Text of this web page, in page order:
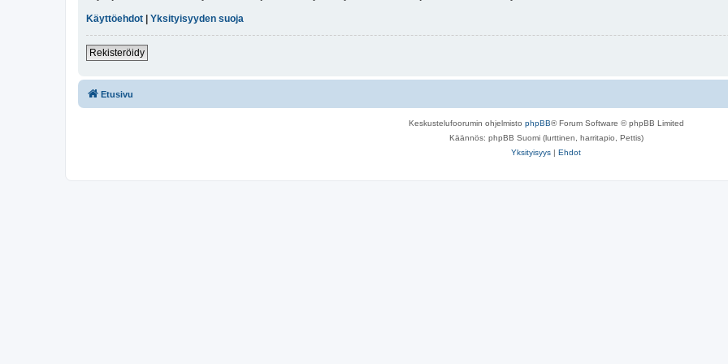
Käyttöehdot
Yksityisyyden suoja
Rekisteröidy
Etusivu
Keskustelufoorumin ohjelmisto phpBB® Forum Software © phpBB Limited
Käännös: phpBB Suomi (lurttinen, harritapio, Pettis)
Yksityisyys | Ehdot